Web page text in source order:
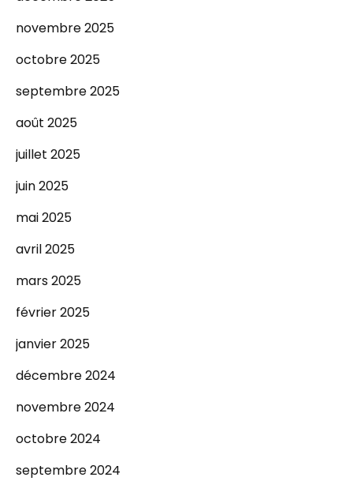
novembre 2025
octobre 2025
septembre 2025
août 2025
juillet 2025
juin 2025
mai 2025
avril 2025
mars 2025
février 2025
janvier 2025
décembre 2024
novembre 2024
octobre 2024
septembre 2024